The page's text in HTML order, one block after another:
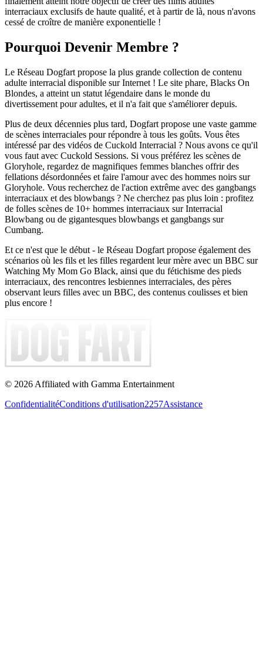
interraciaux exclusifs de haute qualité, et à partir de là, nous n'avons
cessé de croître de manière exponentielle !
Pourquoi Devenir Membre ?
Le Réseau Dogfart propose la plus grande collection de contenu
adulte interracial disponible sur Internet ! Le site phare, Blacks On
Blondes, a atteint un statut légendaire dans le monde du
divertissement pour adultes, et il n'a fait que s'améliorer depuis.
Plus de deux décennies plus tard, Dogfart propose une vaste gamme
de scènes interraciales pour répondre à tous les goûts. Vous êtes
intéressé par des vidéos de Cuckold Interracial ? Nous avons ce qu'il
vous faut avec Cuckold Sessions. Si vous préférez les scènes de
Gloryhole, regardez de magnifiques femmes blanches offrir des
fellations désordonnées et faire l'amour avec des hommes noirs sur
Gloryhole. Vous recherchez de l'action extrême avec des gangbangs
interraciaux et des blowbangs ? Ne cherchez pas plus loin : profitez
de folles scènes de 10+ hommes interraciaux sur Interracial
Blowbang ou de gigantesques blowbangs et gangbangs sur
Cumbang.
Et ce n'est que le début - le Réseau Dogfart propose également des
scénarios où les fils et les filles regardent leur mère avec un BBC sur
Watching My Mom Go Black, ainsi que du fétichisme des pieds
interraciaux, des rencontres lesbiennes interraciales, des pères
observant leurs filles avec un BBC, des contenus coulisses et bien
plus encore !
© 2026 Affiliated with Gamma Entertainment
ConfidentialitéConditions d'utilisation2257Assistance